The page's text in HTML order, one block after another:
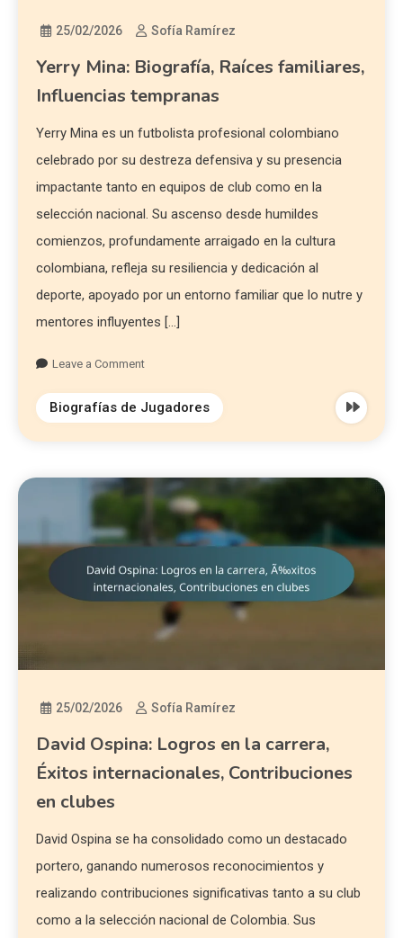
25/02/2026 Sofía Ramírez
Yerry Mina: Biografía, Raíces familiares,
Influencias tempranas
Yerry Mina es un futbolista profesional colombiano
celebrado por su destreza defensiva y su presencia
impactante tanto en equipos de club como en la
selección nacional. Su ascenso desde humildes
comienzos, profundamente arraigado en la cultura
colombiana, refleja su resiliencia y dedicación al
deporte, apoyado por un entorno familiar que lo nutre y
mentores influyentes […]
Leave a Comment
Biografías de Jugadores
25/02/2026 Sofía Ramírez
David Ospina: Logros en la carrera,
Éxitos internacionales, Contribuciones
en clubes
David Ospina se ha consolidado como un destacado
portero, ganando numerosos reconocimientos y
realizando contribuciones significativas tanto a su club
como a la selección nacional de Colombia. Sus